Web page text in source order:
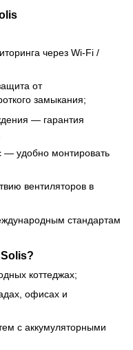
через Wi-Fi /
от
замыкания;
— гарантия
— удобно монтировать
вентиляторов в
стандартам
коттеджах;
офисах и
с аккумуляторными